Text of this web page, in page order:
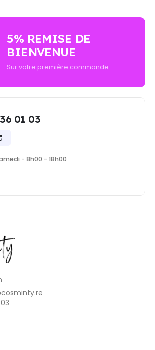
5% REMISE DE
BIENVENUE
Sur votre première commande
01 03
- 8h00 - 18h00